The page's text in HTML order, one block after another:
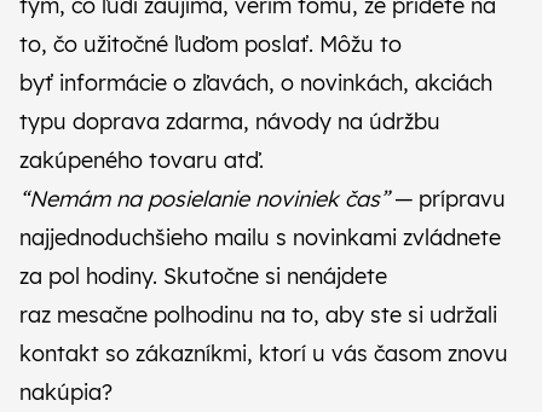
to, čo užitočné ľuďom poslať. Môžu to
byť informácie o zľavách, o novinkách, akciách
typu doprava zdarma, návody na údržbu
zakúpeného tovaru atď.
“Nemám na posielanie noviniek čas”— prípravu
najjednoduchšieho mailu s novinkami zvládnete
za pol hodiny. Skutočne si nenájdete
raz mesačne polhodinu na to, aby ste si udržali
kontakt so zákazníkmi, ktorí u vás časom znovu
nakúpia?